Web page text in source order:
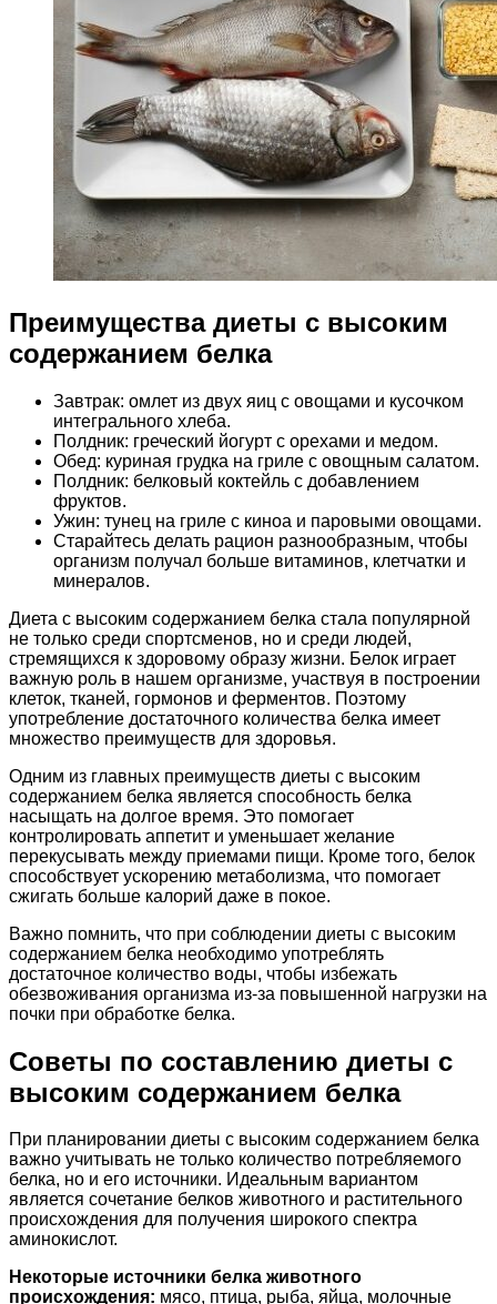
Преимущества диеты с высоким
содержанием белка
Завтрак: омлет из двух яиц с овощами и кусочком
интегрального хлеба.
Полдник: греческий йогурт с орехами и медом.
Обед: куриная грудка на гриле с овощным салатом.
Полдник: белковый коктейль с добавлением
фруктов.
Ужин: тунец на гриле с киноа и паровыми овощами.
Старайтесь делать рацион разнообразным, чтобы
организм получал больше витаминов, клетчатки и
минералов.
Диета с высоким содержанием белка стала популярной
не только среди спортсменов, но и среди людей,
стремящихся к здоровому образу жизни. Белок играет
важную роль в нашем организме, участвуя в построении
клеток, тканей, гормонов и ферментов. Поэтому
употребление достаточного количества белка имеет
множество преимуществ для здоровья.
Одним из главных преимуществ диеты с высоким
содержанием белка является способность белка
насыщать на долгое время. Это помогает
контролировать аппетит и уменьшает желание
перекусывать между приемами пищи. Кроме того, белок
способствует ускорению метаболизма, что помогает
сжигать больше калорий даже в покое.
Важно помнить, что при соблюдении диеты с высоким
содержанием белка необходимо употреблять
достаточное количество воды, чтобы избежать
обезвоживания организма из-за повышенной нагрузки на
почки при обработке белка.
Советы по составлению диеты с
высоким содержанием белка
При планировании диеты с высоким содержанием белка
важно учитывать не только количество потребляемого
белка, но и его источники. Идеальным вариантом
является сочетание белков животного и растительного
происхождения для получения широкого спектра
аминокислот.
Некоторые источники белка животного
происхождения: мясо, птица, рыба, яйца, молочные